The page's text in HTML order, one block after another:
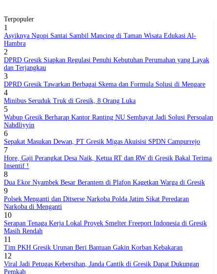
Terpopuler
1
Asyiknya Ngopi Santai Sambil Mancing di Taman Wisata Edukasi Al-
Hambra
2
DPRD Gresik Siapkan Regulasi Penuhi Kebutuhan Perumahan yang Layak
dan Terjangkau
3
DPRD Gresik Tawarkan Berbagai Skema dan Formula Solusi di Mengare
4
Minibus Seruduk Truk di Gresik, 8 Orang Luka
5
Wabup Gresik Berharap Kantor Ranting NU Sembayat Jadi Solusi Persoalan
Nahdliyyin
6
Sepakat Masukan Dewan, PT Gresik Migas Akuisisi SPDN Campurrejo
7
Hore, Gaji Perangkat Desa Naik, Ketua RT dan RW di Gresik Bakal Terima
Insentif !
8
Dua Ekor Nyambek Besar Berantem di Plafon Kagetkan Warga di Gresik
9
Polsek Menganti dan Ditserse Narkoba Polda Jatim Sikat Peredaran
Narkoba di Menganti
10
Serapan Tenaga Kerja Lokal Proyek Smelter Freeport Indonesia di Gresik
Masih Rendah
11
Tim PKH Gresik Urunan Beri Bantuan Gakin Korban Kebakaran
12
Viral Jadi Petugas Kebersihan, Janda Cantik di Gresik Dapat Dukungan
Pemkab